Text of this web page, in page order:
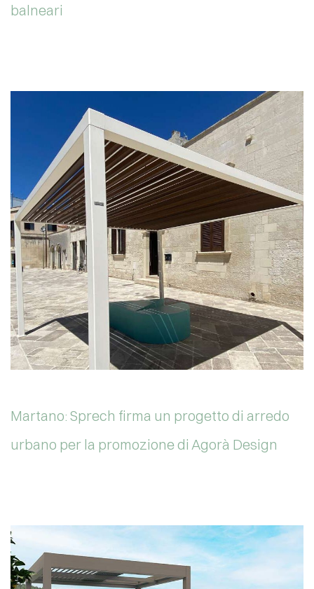
balneari
Martano: Sprech firma un progetto di arredo
urbano per la promozione di Agorà Design